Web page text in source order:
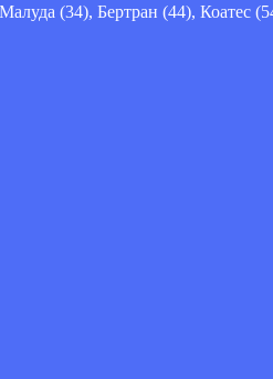
(34), Бертран (44), Коатес